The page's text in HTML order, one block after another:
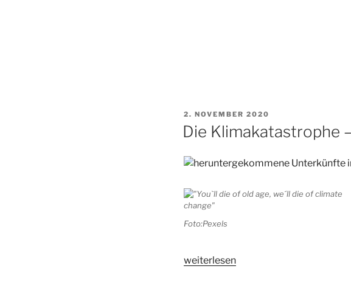
VERÖFFENTLICHT
AM
2. NOVEMBER 2020
Die Klimakatastrophe
Foto:Pexels
„Die
weiterlesen